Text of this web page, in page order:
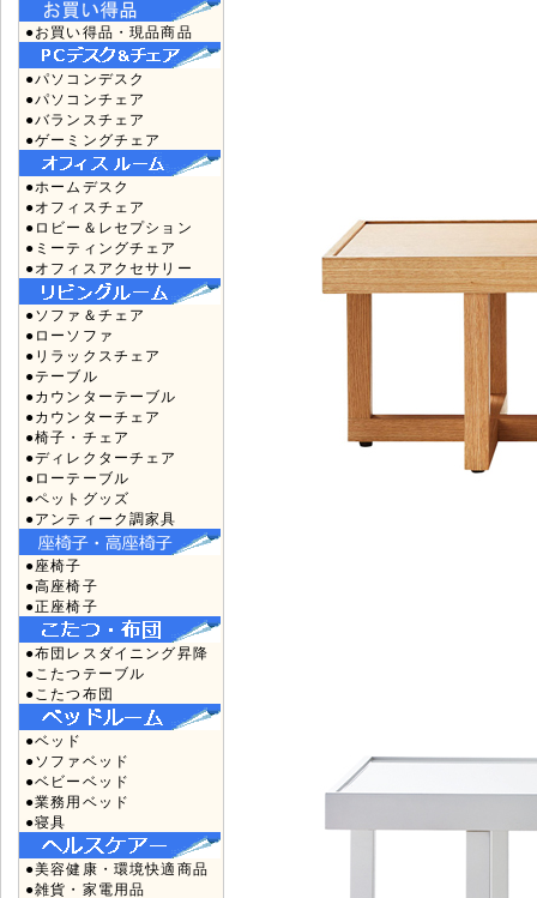
●お買い得品・現品商品
●パソコンデスク
●パソコンチェア
●バランスチェア
●ゲーミングチェア
●ホームデスク
●オフィスチェア
●ロビー＆レセプション
●ミーティングチェア
●オフィスアクセサリー
●ソファ＆チェア
●ローソファ
●リラックスチェア
●テーブル
●カウンターテーブル
●カウンターチェア
●椅子・チェア
●ディレクターチェア
●ローテーブル
●ペットグッズ
●アンティーク調家具
●座椅子
●高座椅子
●正座椅子
●布団レスダイニング昇降
●こたつテーブル
●こたつ布団
●ベッド
●ソファベッド
●ベビーベッド
●業務用ベッド
●寝具
●美容健康・環境快適商品
●雑貨・家電用品